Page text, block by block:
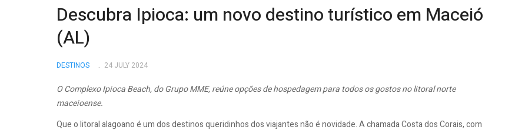
Descubra Ipioca: um novo destino turístico em Maceió
(AL)
DESTINOS 24 JULY 2024
O Complexo Ipioca Beach, do Grupo MME, reúne opções de hospedagem para todos os gostos no litoral norte
maceioense.
Que o litoral alagoano é um dos destinos queridinhos dos viajantes não é novidade. A chamada Costa dos Corais, com